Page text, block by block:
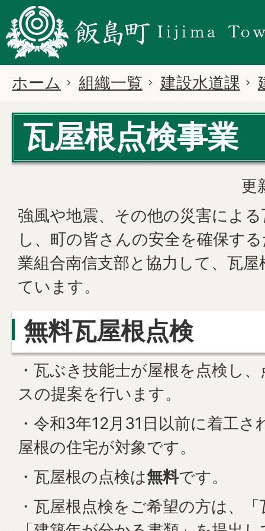
ホーム 組織一覧 建設水道課
瓦屋根点検事業
更
強風や地震、その他の災害によ
し、町の皆さんの安全を確保す
業組合南信支部と協力して、瓦屋
ています。
無料瓦屋根点検
・瓦ぶき技能士が屋根を点検し
スの提案を行います。
・令和3年12月31日以前に着工
屋根の住宅が対象です。
・瓦屋根の点検は無料です。
・瓦屋根点検をご希望の方は、